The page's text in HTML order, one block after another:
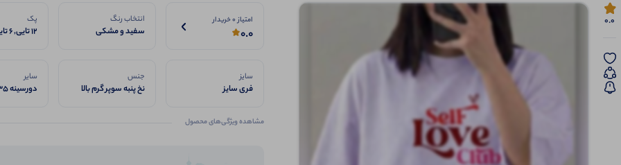
0.0 امتیاز 0 خریدار
0.0
انتخاب رنگ
سفید و مشکی
پک
12 تایی, 6 تایی
سایز
فری سایز
جنس
نخ پنبه سوپر گرم بالا
سایر
دورسینه 135, قد 72
مشاهده ویژگی‌های محصول